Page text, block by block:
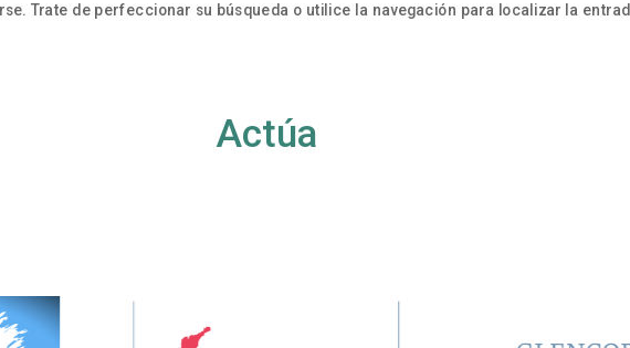
Trate de perfeccionar su búsqueda o utilice la navegación para localizar la
Actúa